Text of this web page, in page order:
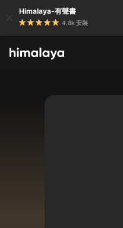
Himalaya-有聲書
4.8k 安裝